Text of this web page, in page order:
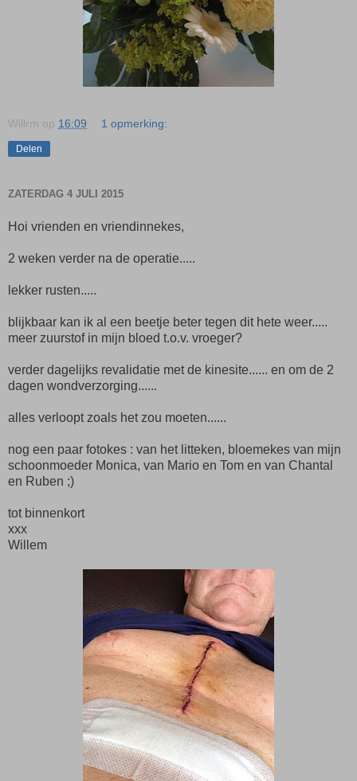
Willrm op 16:09 1 opmerking:
Delen
ZATERDAG 4 JULI 2015
Hoi vrienden en vriendinnekes,
2 weken verder na de operatie.....
lekker rusten.....
blijkbaar kan ik al een beetje beter tegen dit hete weer.....
meer zuurstof in mijn bloed t.o.v. vroeger?
verder dagelijks revalidatie met de kinesite...... en om de 2
dagen wondverzorging......
alles verloopt zoals het zou moeten......
nog een paar fotokes : van het litteken, bloemekes van mijn
schoonmoeder Monica, van Mario en Tom en van Chantal
en Ruben ;)
tot binnenkort
xxx
Willem